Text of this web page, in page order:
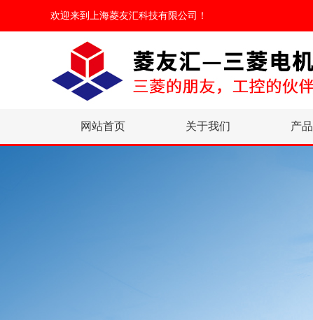
欢迎来到 上海菱友汇科技有限公司 ！
网站首页 关于我们 产